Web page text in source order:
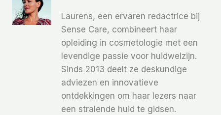
Laurens, een ervaren redactrice bij
Sense Care, combineert haar
opleiding in cosmetologie met een
levendige passie voor huidwelzijn.
Sinds 2013 deelt ze deskundige
adviezen en innovatieve
ontdekkingen om haar lezers naar
een stralende huid te gidsen.